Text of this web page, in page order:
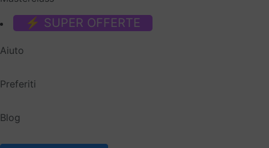
⚡ SUPER OFFERTE
Aiuto
Preferiti
Blog